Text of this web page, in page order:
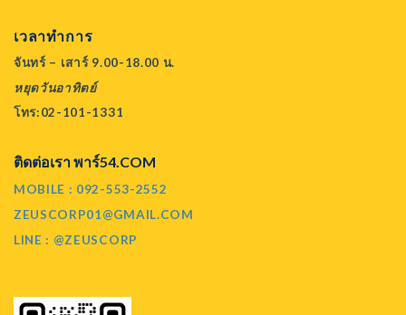
เวลาทำการ
จันทร์ – เสาร์ 9.00-18.00 น.
หยุดวันอาทิตย์
โทร:02-101-1331
ติดต่อเรา พาร์54.COM
MOBILE : 092-553-2552
ZEUSCORP01@GMAIL.COM
LINE : @ZEUSCORP